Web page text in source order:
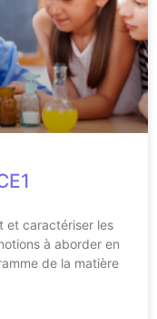
et caractériser les
à aborder en
de la matière